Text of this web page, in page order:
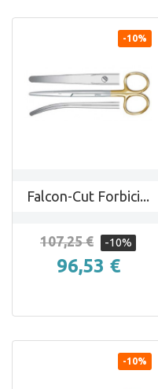
-10%
Falcon-Cut Forbici...
107,25 € -10%
96,53 €
-10%